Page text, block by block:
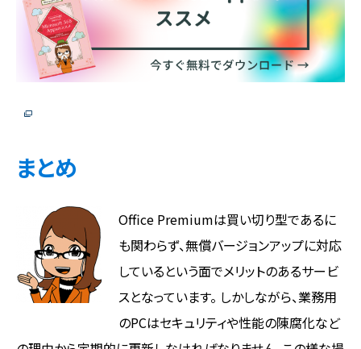
まとめ
Office Premiumは買い切り型であるに
も関わらず、無償バージョンアップに対応
しているという面でメリットのあるサービ
スとなっています。 しかしながら、業務用
のPCはセキュリティや性能の陳腐化など